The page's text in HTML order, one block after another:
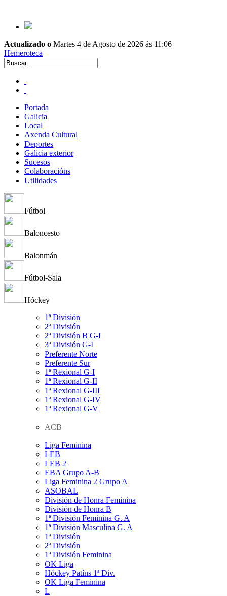
Actualizado o Martes 4 de Agosto de 2026 ás 11:06
Hemeroteca
Portada
Galicia
Local
Axenda Cultural
Deportes
Galicia exterior
Sucesos
Colaboracións
Utilidades
Fútbol
Baloncesto
Balonmán
Fútbol-Sala
Hóckey
1ª División
2ª División
2ª División B G-I
3ª División G-I
Preferente Norte
Preferente Sur
1ª Rexional G-I
1ª Rexional G-II
1ª Rexional G-III
1ª Rexional G-IV
1ª Rexional G-V
ACB
Liga Feminina
LEB
LEB 2
EBA Grupo A-B
Liga Feminina 2 Grupo A
ASOBAL
División de Honra Feminina
División de Honra B
1ª División Feminina G. A
1ª División Masculina G. A
1ª División
2ª División
1ª División Feminina
OK Liga
Hóckey Patíns 1ª Div.
OK Liga Feminina
L